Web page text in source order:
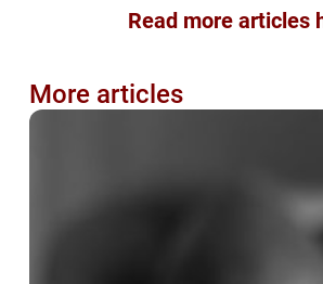
Read more articles
More articles